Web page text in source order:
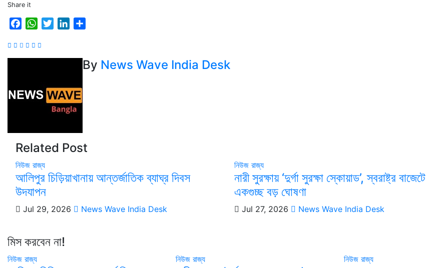
Share it
FacebookWhatsApp
TwitterLinkedIn
By News Wave India Desk
Related Post
নিউজ রাজ্য
আলিপুর চিড়িয়াখানায় আন্তর্জাতিক ব্যাঘ্র দিবস
উদযাপন
Jul 29, 2026 News Wave India Desk
নিউজরাজ্য
নারী সুরক্ষায় ‘দুর্গা সুরক্ষা স্কোয়াড’, স্বরাষ্ট্র বাজেটে
একগুচ্ছ বড় ঘোষণা
Jul 27, 2026 News Wave India Desk
মিস করবেন না!
নিউজ রাজ্য নিউজ রাজ্য নিউজ রাজ্য